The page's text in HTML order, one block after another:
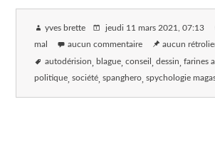
yves brette jeudi 11 mars 2021 , 07:13
mal aucun commentaire aucun
autodérision blague conseil dessin farines
politique société spanghero spychologie